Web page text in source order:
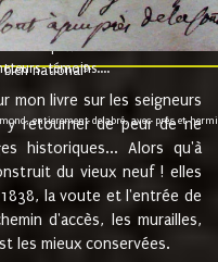
au prix de 880 livre louis
témoins....
bien national9.
entierement delabré, avec près et
mon livre sur les seigneurs
y retourner de peur de ne
historiques... Alors qu'à
du vieux neuf ! elles
la voute et l'entrée de
d'accès, les murailles,
les mieux conservées.